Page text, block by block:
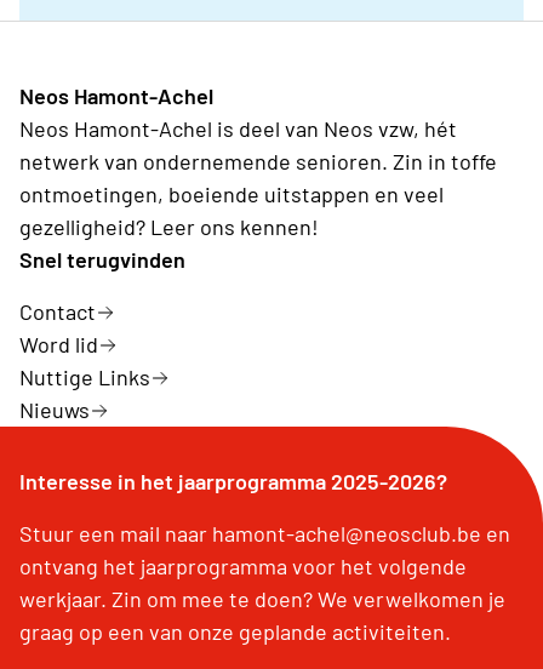
Neos Hamont-Achel
Neos Hamont-Achel is deel van Neos vzw, hét
netwerk van ondernemende senioren. Zin in toffe
ontmoetingen, boeiende uitstappen en veel
gezelligheid? Leer ons kennen!
Snel terugvinden
Contact
Word lid
Nuttige Links
Nieuws
Interesse in het jaarprogramma 2025-2026?
Stuur een mail naar hamont-achel@neosclub.be en
ontvang het jaarprogramma voor het volgende
werkjaar. Zin om mee te doen? We verwelkomen je
graag op een van onze geplande activiteiten.